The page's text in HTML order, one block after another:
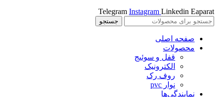
Telegram Instagram Linkedin Eaparat
جستجو
صفحه اصلی
محصولات
قفل و سوئیج
الکترونیک
روف رک
نوار pvc
نمایندگی‌ها